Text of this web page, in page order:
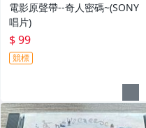
電影原聲帶--奇人密碼~(SONY
唱片)
$ 99
競標